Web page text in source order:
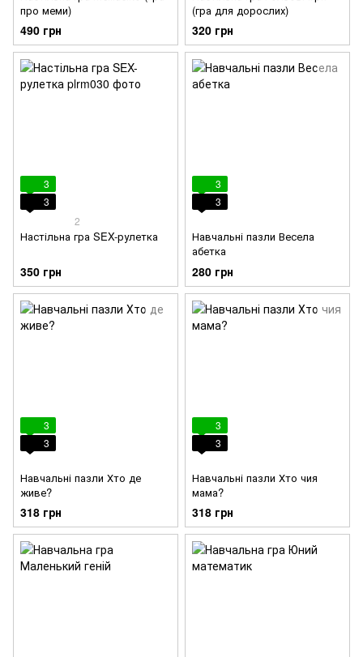
про меми)
490 грн
(гра для дорослих)
320 грн
3
3
2
Настільна гра SEX-рулетка
350 грн
3
3
Навчальні пазли Весела
абетка
280 грн
3
3
Навчальні пазли Хто де
живе?
318 грн
3
3
Навчальні пазли Хто чия
мама?
318 грн